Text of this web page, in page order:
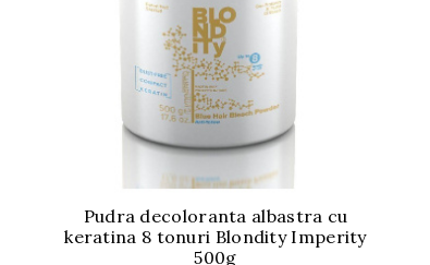
Pudra decoloranta albastra cu
keratina 8 tonuri Blondity Imperity
500g